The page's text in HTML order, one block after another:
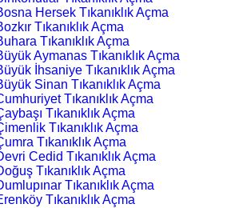
Hersek Tıkanıklık Açma
Tıkanıklık Açma
Tıkanıklık Açma
Aymanas Tıkanıklık Açma
İhsaniye Tıkanıklık Açma
Sinan Tıkanıklık Açma
Tıkanıklık Açma
Tıkanıklık Açma
Tıkanıklık Açma
Tıkanıklık Açma
Cedid Tıkanıklık Açma
Tıkanıklık Açma
Tıkanıklık Açma
Tıkanıklık Açma